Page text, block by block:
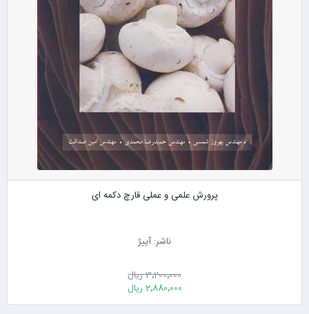
پرورش علمی و عملی قارچ دکمه ای
ناشر: آییژ
3٬200٬000 ریال
2٬880٬000 ریال